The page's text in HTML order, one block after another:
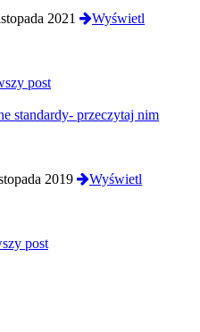
2021
Wyświetl
post
standardy- przeczytaj nim
2019
Wyświetl
post